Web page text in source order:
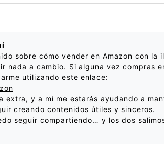
sobre cómo vender en Amazon con la
nada a cambio. Si alguna vez compras
utilizando este enlace:
extra, y a mí me estarás ayudando a
creando contenidos útiles y sinceros.
seguir compartiendo… y los dos